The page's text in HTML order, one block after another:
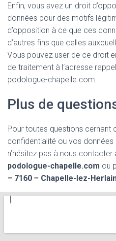
Enfin, vous avez un droit
données pour des motifs
d’opposition à ce que ces
d’autres fins que celles
Vous pouvez user de ce droit
de traitement à l’adresse
podologue-chapelle.com.
Plus de
Pour toutes questions cernant
confidentialité ou vos
n’hésitez pas à nous contacter
podologue-chapelle.com ou
– 7160 – Chapelle-lez-